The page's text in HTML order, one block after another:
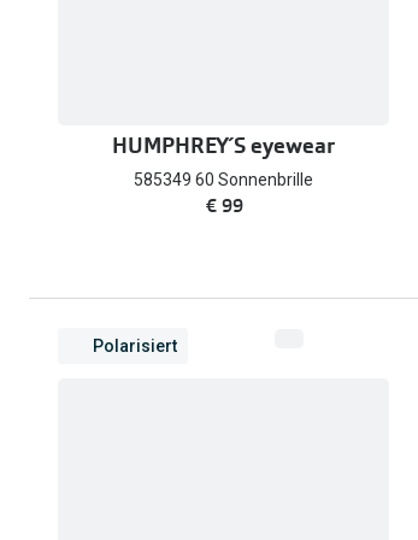
HUMPHREY´S eyewear
585349 60 Sonnenbrille
€ 99
Polarisiert